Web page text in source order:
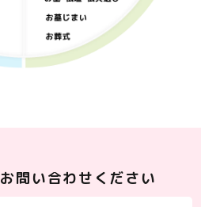
問い合わせください